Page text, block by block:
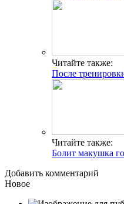
Читайте также:
После
Читайте также:
Болит макушка
Добавить комментарий
Новое